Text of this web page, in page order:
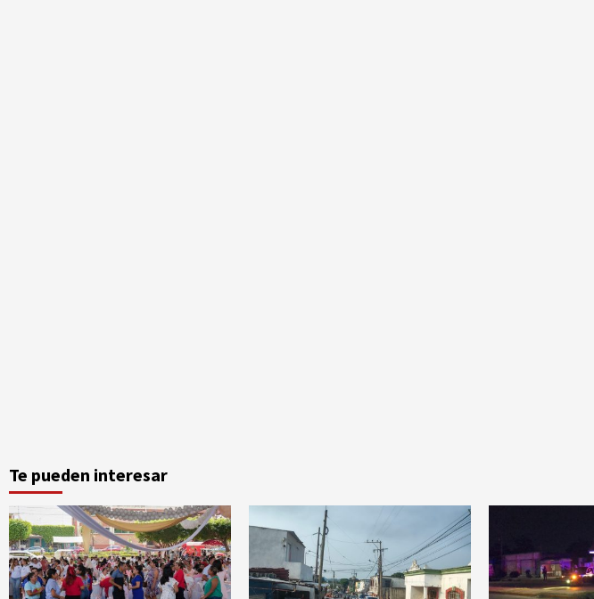
Te pueden interesar